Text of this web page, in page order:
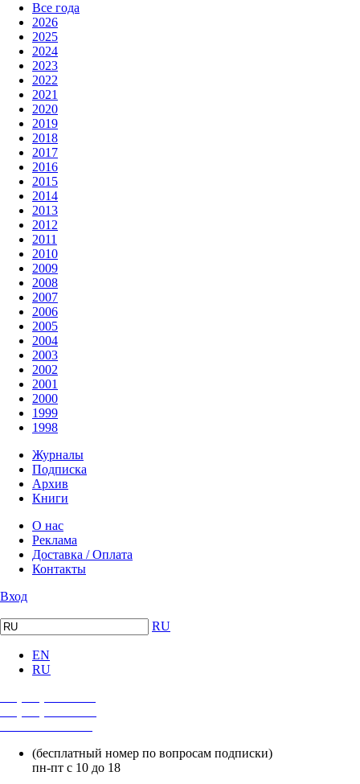
Все года
2026
2025
2024
2023
2022
2021
2020
2019
2018
2017
2016
2015
2014
2013
2012
2011
2010
2009
2008
2007
2006
2005
2004
2003
2002
2001
2000
1999
1998
Журналы
Подписка
Архив
Книги
О нас
Реклама
Доставка / Оплата
Контакты
Вход
RU
EN
RU
(бесплатный номер по вопросам подписки)
пн-пт с 10 до 18